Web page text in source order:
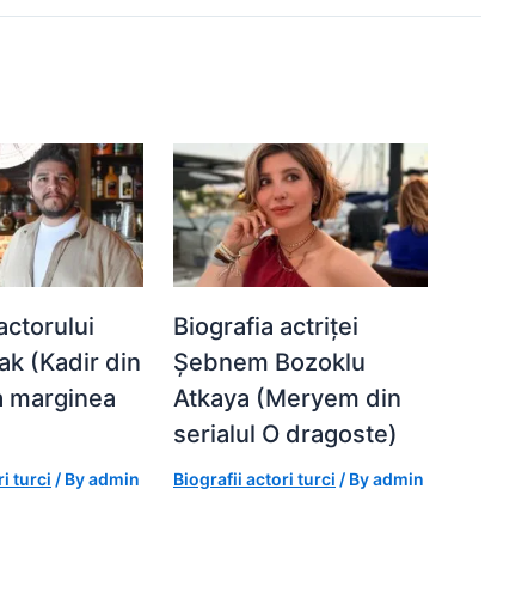
(Kadir din
marginea
turci / Byadmin
Biografia actriței
Șebnem Bozoklu
Atkaya (Meryem din
serialul O dragoste)
Biografii actori turci / Byadmin